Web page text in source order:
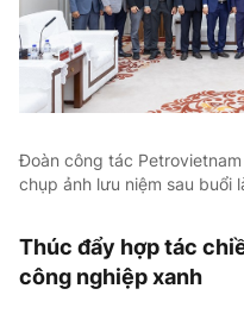
Đoàn công tác
chụp ảnh lưu niệm sau buổi
Thúc đẩy hợp tác
công nghiệp xanh